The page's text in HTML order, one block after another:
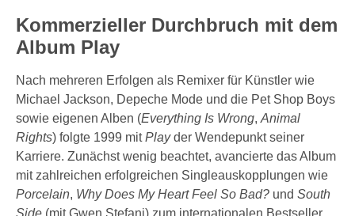
Kommerzieller Durchbruch mit dem
Album Play
Nach mehreren Erfolgen als Remixer für Künstler wie
Michael Jackson, Depeche Mode und die Pet Shop Boys
sowie eigenen Alben (Everything Is Wrong, Animal
Rights) folgte 1999 mitPlayder Wendepunkt seiner
Karriere. Zunächst wenig beachtet, avancierte das Album
mit zahlreichen erfolgreichen Singleauskopplungen wie
Porcelain, Why Does My Heart Feel So Bad? und South